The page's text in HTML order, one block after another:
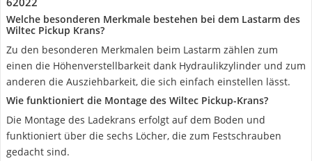
Welche besonderen Merkmale bestehen bei dem Lastarm des
Wiltec Pickup Krans?
Zu den besonderen Merkmalen beim Lastarm zählen zum
einen die Höhenverstellbarkeit dank Hydraulikzylinder und zum
anderen die Ausziehbarkeit, die sich einfach einstellen lässt.
Wie funktioniert die Montage des Wiltec Pickup-Krans?
Die Montage des Ladekrans erfolgt auf dem Boden und
funktioniert über die sechs Löcher, die zum Festschrauben
gedacht sind.